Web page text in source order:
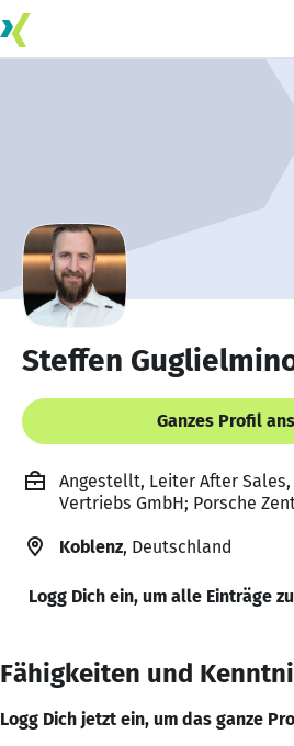
Steffen
Ganzes Profil
Angestellt, Leiter After
Vertriebs GmbH; Porsche
Koblenz, Deutschland
Logg Dich ein, um alle Einträge
Fähigkeiten und
Logg Dich jetzt ein, um das ganze